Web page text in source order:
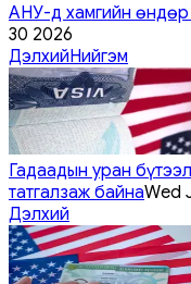
АНУ-д хамгийн өндөр
30 2026
ДэлхийНийгэм
Гадаадын уран
татгалзаж байнаWed
Дэлхий